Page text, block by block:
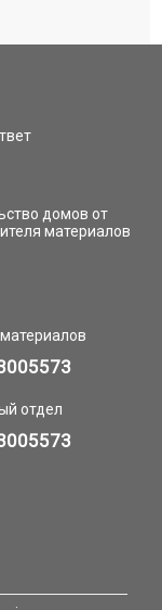
домов от
материалов
отдел